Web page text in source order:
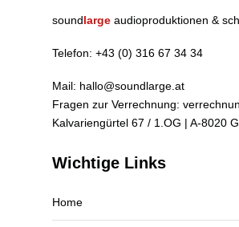
soundlarge audioproduktionen &
Telefon: +43 (0) 316 67 34 34
Mail: hallo@soundlarge.at
Fragen zur Verrechnung:
Kalvariengürtel 67 / 1.OG | A-8020
Wichtige Links
Home